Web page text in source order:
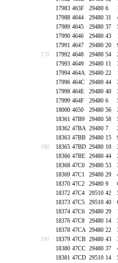
17983 463F 29480 6
17988 4644 29480 31
17989 4645 29480 37
17990 4646 29480 43
17991 4647 29480 20
170
17992 4648 29480 54
17993 4649 29480 11
17994 464A 29480 22
17996 464C 29480 44
17998 464E 29480 40
17999 464F 29480 6
18000 4650 29480 56
18361 47B9 29480 58
18362 47BA 29480 7
18363 47BB 29480 15
180
18365 47BD 29480 10
18366 47BE 29480 44
18368 47C0 29480 53
18369 47C1 29480 29
18370 47C2 29480 9
18372 47C4 29510 42
18373 47C5 29510 40
18374 47C6 29480 29
18376 47C8 29480 14
18378 47CA 29480 22
190
18379 47CB 29480 43
18380 47CC 29480 37
18381 47CD 29510 14